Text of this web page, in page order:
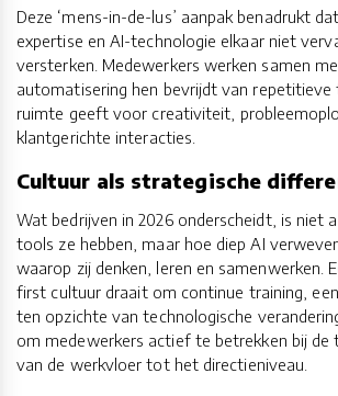
Deze ‘mens-in-de-lus’ aanpak benadrukt
expertise en AI-technologie elkaar niet
versterken. Medewerkers werken samen
automatisering hen bevrijdt van repetitieve
ruimte geeft voor creativiteit,
klantgerichte interacties.
Cultuur als strategische
Wat bedrijven in 2026 onderscheidt, is niet
tools ze hebben, maar hoe diep AI
waarop zij denken, leren en samenwerken.
first cultuur draait om continue training,
ten opzichte van technologische
om medewerkers actief te betrekken bij
van de werkvloer tot het directieniveau.